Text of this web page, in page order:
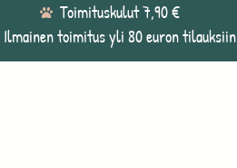
Toimituskulut 7,90 €
Ilmainen toimitus yli 80 euron tilauksiin